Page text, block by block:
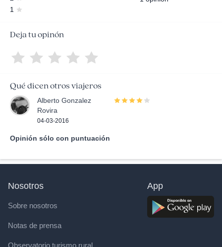
1
Deja tu opinón
Qué dicen otros viajeros
Alberto Gonzalez
Rovira
04-03-2016
Opinión sólo con puntuación
Nosotros
Sobre nosotros
Notas de prensa
Observatorio turismo rural
App